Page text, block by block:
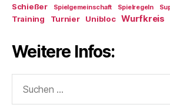
Schießer Spielgemeinschaft Spielregeln
Training
Turnier Unibloc Wurfkreis
Weitere Infos:
nach: